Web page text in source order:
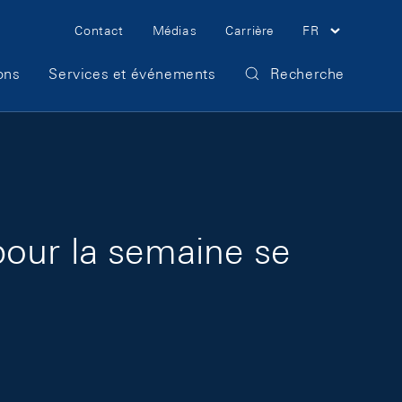
Meta Navigation
Contact Médias Carrière FR
Services et événements Recherche
la semaine se